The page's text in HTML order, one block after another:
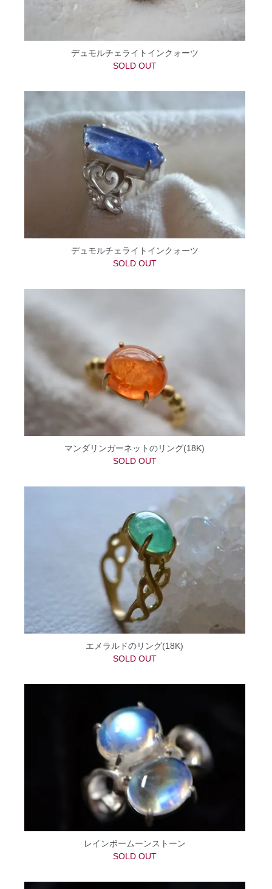
デュモルチェライトインクォーツ
SOLD OUT
デュモルチェライトインクォーツ
SOLD OUT
マンダリンガーネットのリング(18K)
SOLD OUT
エメラルドのリング(18K)
SOLD OUT
レインボームーンストーン
SOLD OUT